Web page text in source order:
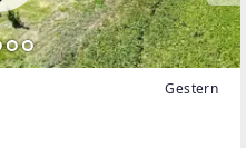
Gestern